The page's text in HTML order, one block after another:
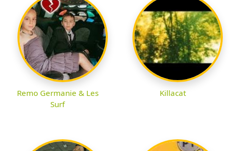
Remo Germanie & Les
Surf
Killacat